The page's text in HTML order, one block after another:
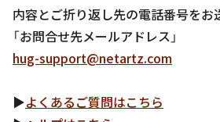
内容とご折り返し先の電話番号をお
「お問合せ先メールアドレス」
hug-support@netartz.com
▶よくあるご質問はこちら